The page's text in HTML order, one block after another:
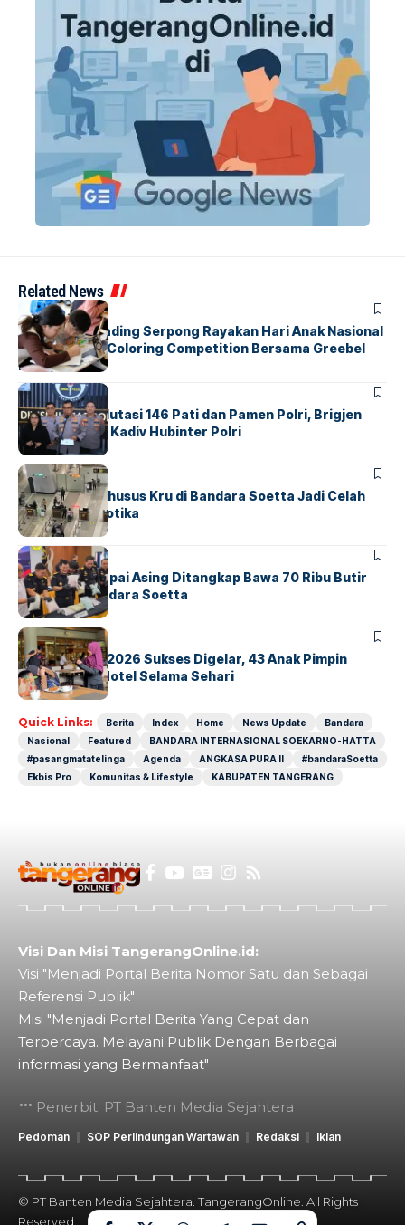
Related News
BERITAINDEX
Atria Hotel Gading Serpong Rayakan Hari Anak Nasional
Lewat Family Coloring Competition Bersama Greebel
Indonesia
BERITA
Mabes Polri Mutasi 146 Pati dan Pamen Polri, Brigjen
Untung Jabat Kadiv Hubinter Polri
BANDARABERITA
Ketika Jalur Khusus Kru di Bandara Soetta Jadi Celah
Sindikat Narkotika
BANDARA BERITA
Kopilot Maskapai Asing Ditangkap Bawa 70 Ribu Butir
Ekstasi di Bandara Soetta
BERITAINDEX
GM For A Day 2026 Sukses Digelar, 43 Anak Pimpin
Operasional Hotel Selama Sehari
Quick Links: Berita Index Home News Update
Bandara
Nasional
Featured
BANDARA INTERNASIONAL SOEKARNO-HATTA
#pasangmatatelinga
Agenda ANGKASA PURA II
#bandaraSoetta
Ekbis Pro
Komunitas & Lifestyle KABUPATEN TANGERANG
Visi Dan Misi TangerangOnline.id:
Visi "Menjadi Portal Berita Nomor Satu dan Sebagai
Referensi Publik"
Misi "Menjadi Portal Berita Yang Cepat dan
Terpercaya. Melayani Publik Dengan Berbagai
informasi yang Bermanfaat"
Penerbit: PT Banten Media Sejahtera
Pedoman SOP Perlindungan Wartawan Redaksi Iklan
© PT Banten Media Sejahtera. TangerangOnline. All Rights
Reserved.